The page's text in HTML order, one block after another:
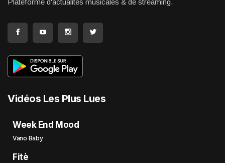
Plateforme d'actualités musicales & de streaming.
Vidéos Les Plus Lues
Week End Mood
Vano Baby
Fitè